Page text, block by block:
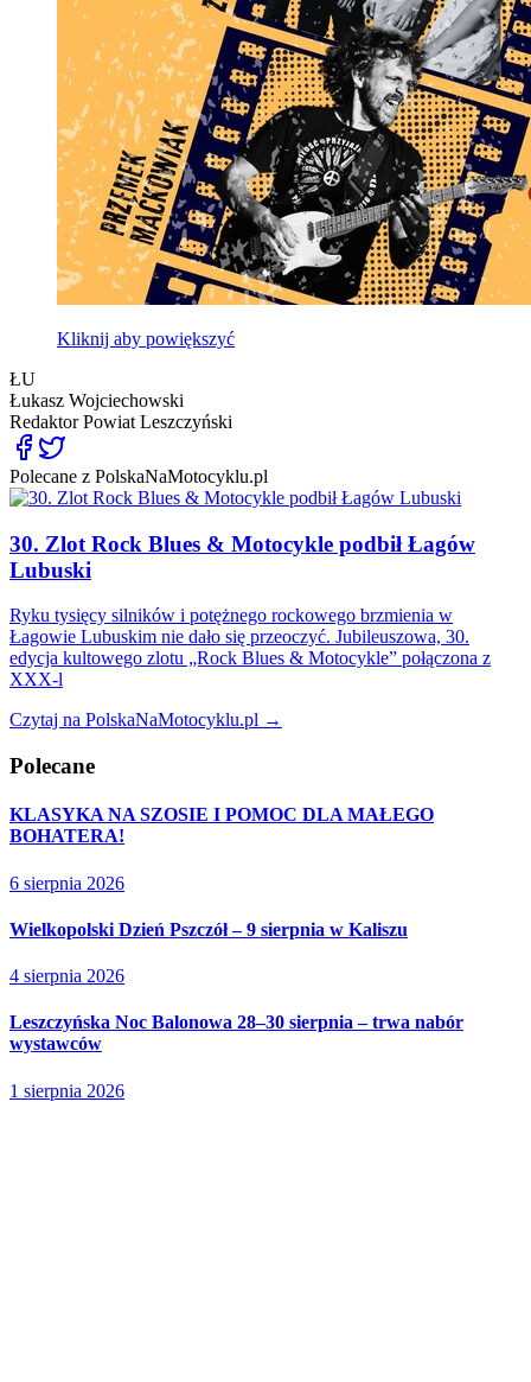
Kliknij aby powiększyć
ŁU
Łukasz Wojciechowski
RedaktorPowiat Leszczyński
Polecane z PolskaNaMotocyklu.pl
30. Zlot Rock Blues & Motocykle podbił Łagów
Lubuski
Ryku tysięcy silników i potężnego rockowego brzmienia w
Łagowie Lubuskim nie dało się przeoczyć. Jubileuszowa, 30.
edycja kultowego zlotu „Rock Blues & Motocykle” połączona z
XXX-l
Czytaj na PolskaNaMotocyklu.pl →
Polecane
KLASYKA NA SZOSIE I POMOC DLA MAŁEGO
BOHATERA!
6 sierpnia 2026
Wielkopolski Dzień Pszczół – 9 sierpnia w Kaliszu
4 sierpnia 2026
Leszczyńska Noc Balonowa 28–30 sierpnia – trwa nabór
wystawców
1 sierpnia 2026